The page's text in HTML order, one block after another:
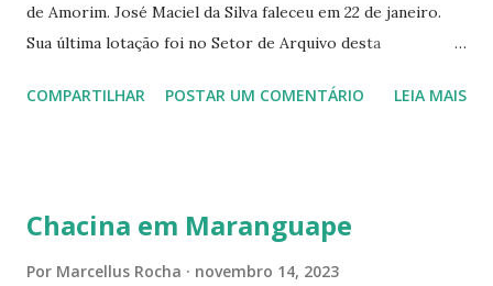
de Amorim. José Maciel da Silva faleceu em 22 de janeiro.
Sua última lotação foi no Setor de Arquivo desta
Siqueira Amorim faleceu em 28 de fevereiro e encerrou a
enquanto atuaram nesta instituição.
COMPARTILHAR POSTAR UM COMENTÁRIO LEIA MAIS
Chacina em Maranguape
Por Marcellus Rocha novembro 14, 2023